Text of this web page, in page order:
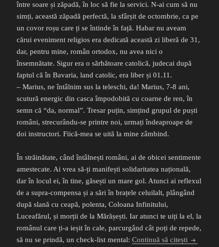
între soare și zăpadă, în loc să fie la servici. N-ai cum să nu
simți, această zăpadă perfectă, la sfârșit de octombrie, ca pe
un covor roșu care ți se întinde în față. Habar nu aveam
cărui eveniment religios era dedicată această zi liberă de 31,
dar, pentru mine, român ortodox, nu avea nici o
însemnătate. Sigur era o sărbătoare catolică, judecai după
faptul că în Bavaria, land catolic, era liber și 01.11.
– Marius, ne întâlnim sus la teleschi, da! Marius, 7-8 ani,
scutură energic din casca împodobită cu coarne de ren, în
semn că “da, normal”. Tresar puțin, simțind grupul de puști
români, strecurându-se printre noi, urmați îndeaproape de
doi instructori. Fiică-mea se uită la mine zâmbind.
În străinătate, când întâlnești români, ai de obicei sentimente
amestecate. Ai vrea să-ți manifești solidaritatea națională,
dar în locul ei, în tine, găsești un mare gol. Atunci ai reflexul
de a supra-compensa și a sări în brațele celuilalt, plângând
după slană cu ceapă, polenta, Coloana Infinitului,
Luceafărul, și morții de la Mărășești. Iar atunci te uiți la el, la
românul care ți-a ieșit în cale, parcurgând cât poți de repede,
să nu se prindă, un check-list mental:Continuă să citești Spyder